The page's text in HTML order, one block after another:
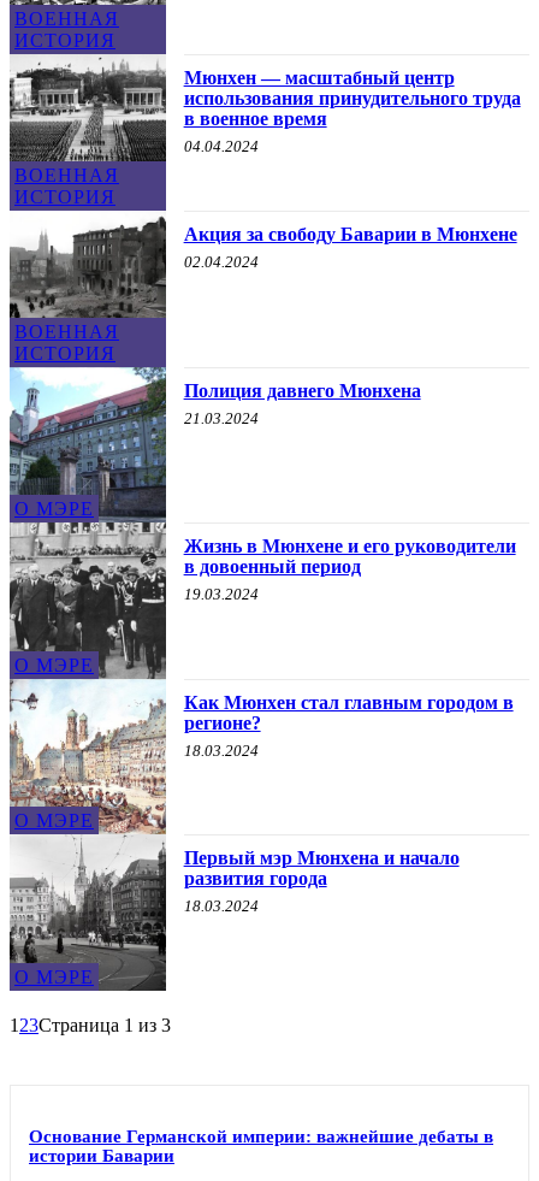
ВОЕННАЯ
ИСТОРИЯ
ВОЕННАЯ
ИСТОРИЯ
Мюнхен — масштабный центр
использования принудительного труда
в военное время
04.04.2024
ВОЕННАЯ
ИСТОРИЯ
Акция за свободу Баварии в Мюнхене
02.04.2024
О МЭРЕ
Полиция давнего Мюнхена
21.03.2024
О МЭРЕ
Жизнь в Мюнхене и его руководители
в довоенный период
19.03.2024
О МЭРЕ
Как Мюнхен стал главным городом в
регионе?
18.03.2024
О МЭРЕ
Первый мэр Мюнхена и начало
развития города
18.03.2024
1 23Страница 1 из 3
Основание Германской империи: важнейшие дебаты в
истории Баварии